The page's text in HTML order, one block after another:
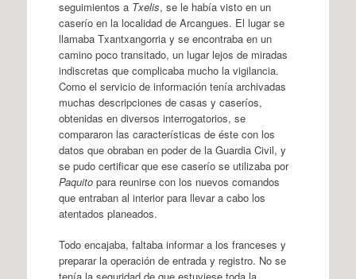
seguimientos a Txelis, se le había visto en un
caserío en la localidad de Arcangues. El lugar se
llamaba Txantxangorria y se encontraba en un
camino poco transitado, un lugar lejos de miradas
indiscretas que complicaba mucho la vigilancia.
Como el servicio de información tenía archivadas
muchas descripciones de casas y caseríos,
obtenidas en diversos interrogatorios, se
compararon las características de éste con los
datos que obraban en poder de la Guardia Civil, y
se pudo certificar que ese caserío se utilizaba por
Paquitopara reunirse con los nuevos comandos
que entraban al interior para llevar a cabo los
atentados planeados.
Todo encajaba, faltaba informar a los franceses y
preparar la operación de entrada y registro. No se